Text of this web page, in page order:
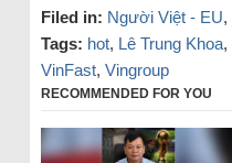
Filed in: Người Việt - EU,
Tags: hot, Lê Trung Khoa,
VinFast, Vingroup
RECOMMENDED FOR YOU